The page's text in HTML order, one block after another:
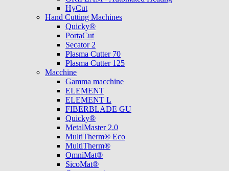
HyCut
Hand Cutting Machines
Quicky®
PortaCut
Secator 2
Plasma Cutter 70
Plasma Cutter 125
Macchine
Gamma macchine
ELEMENT
ELEMENT L
FIBERBLADE GU
Quicky®
MetalMaster 2.0
MultiTherm® Eco
MultiTherm®
OmniMat®
SicoMat®